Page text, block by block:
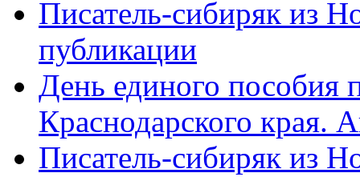
Писатель-сибиряк из
публикации
День единого пособия
Краснодарского края.
Писатель-сибиряк из